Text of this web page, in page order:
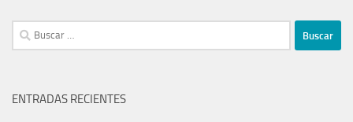
ENTRADAS RECIENTES